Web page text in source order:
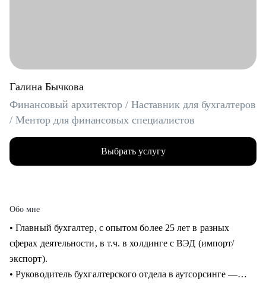
Галина Бычкова
Финансовый архитектор / Наставник для бухгалтеров
/ Ментор для финансовых специалистов
Выбрать услугу
Обо мне
• Главный бухгалтер, с опытом более 25 лет в разных
сферах деятельности, в т.ч. в холдинге с ВЭД (импорт/
экспорт).
• Руководитель бухгалтерского отдела в аутсорсинге —